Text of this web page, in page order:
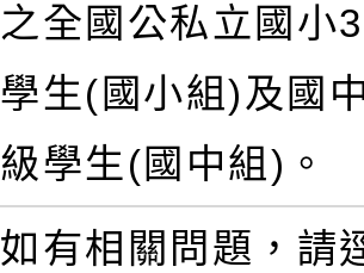
之全國公私立國小
學生(國小組)及國
級學生(國中組)。
如有相關問題，請